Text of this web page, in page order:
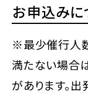
お申込みに
※最少催行人
満たない場合
があります。